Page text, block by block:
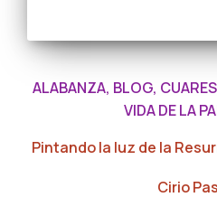
ALABANZA BLOG
VIDA DE LA
Pintando la luz de la
Cirio